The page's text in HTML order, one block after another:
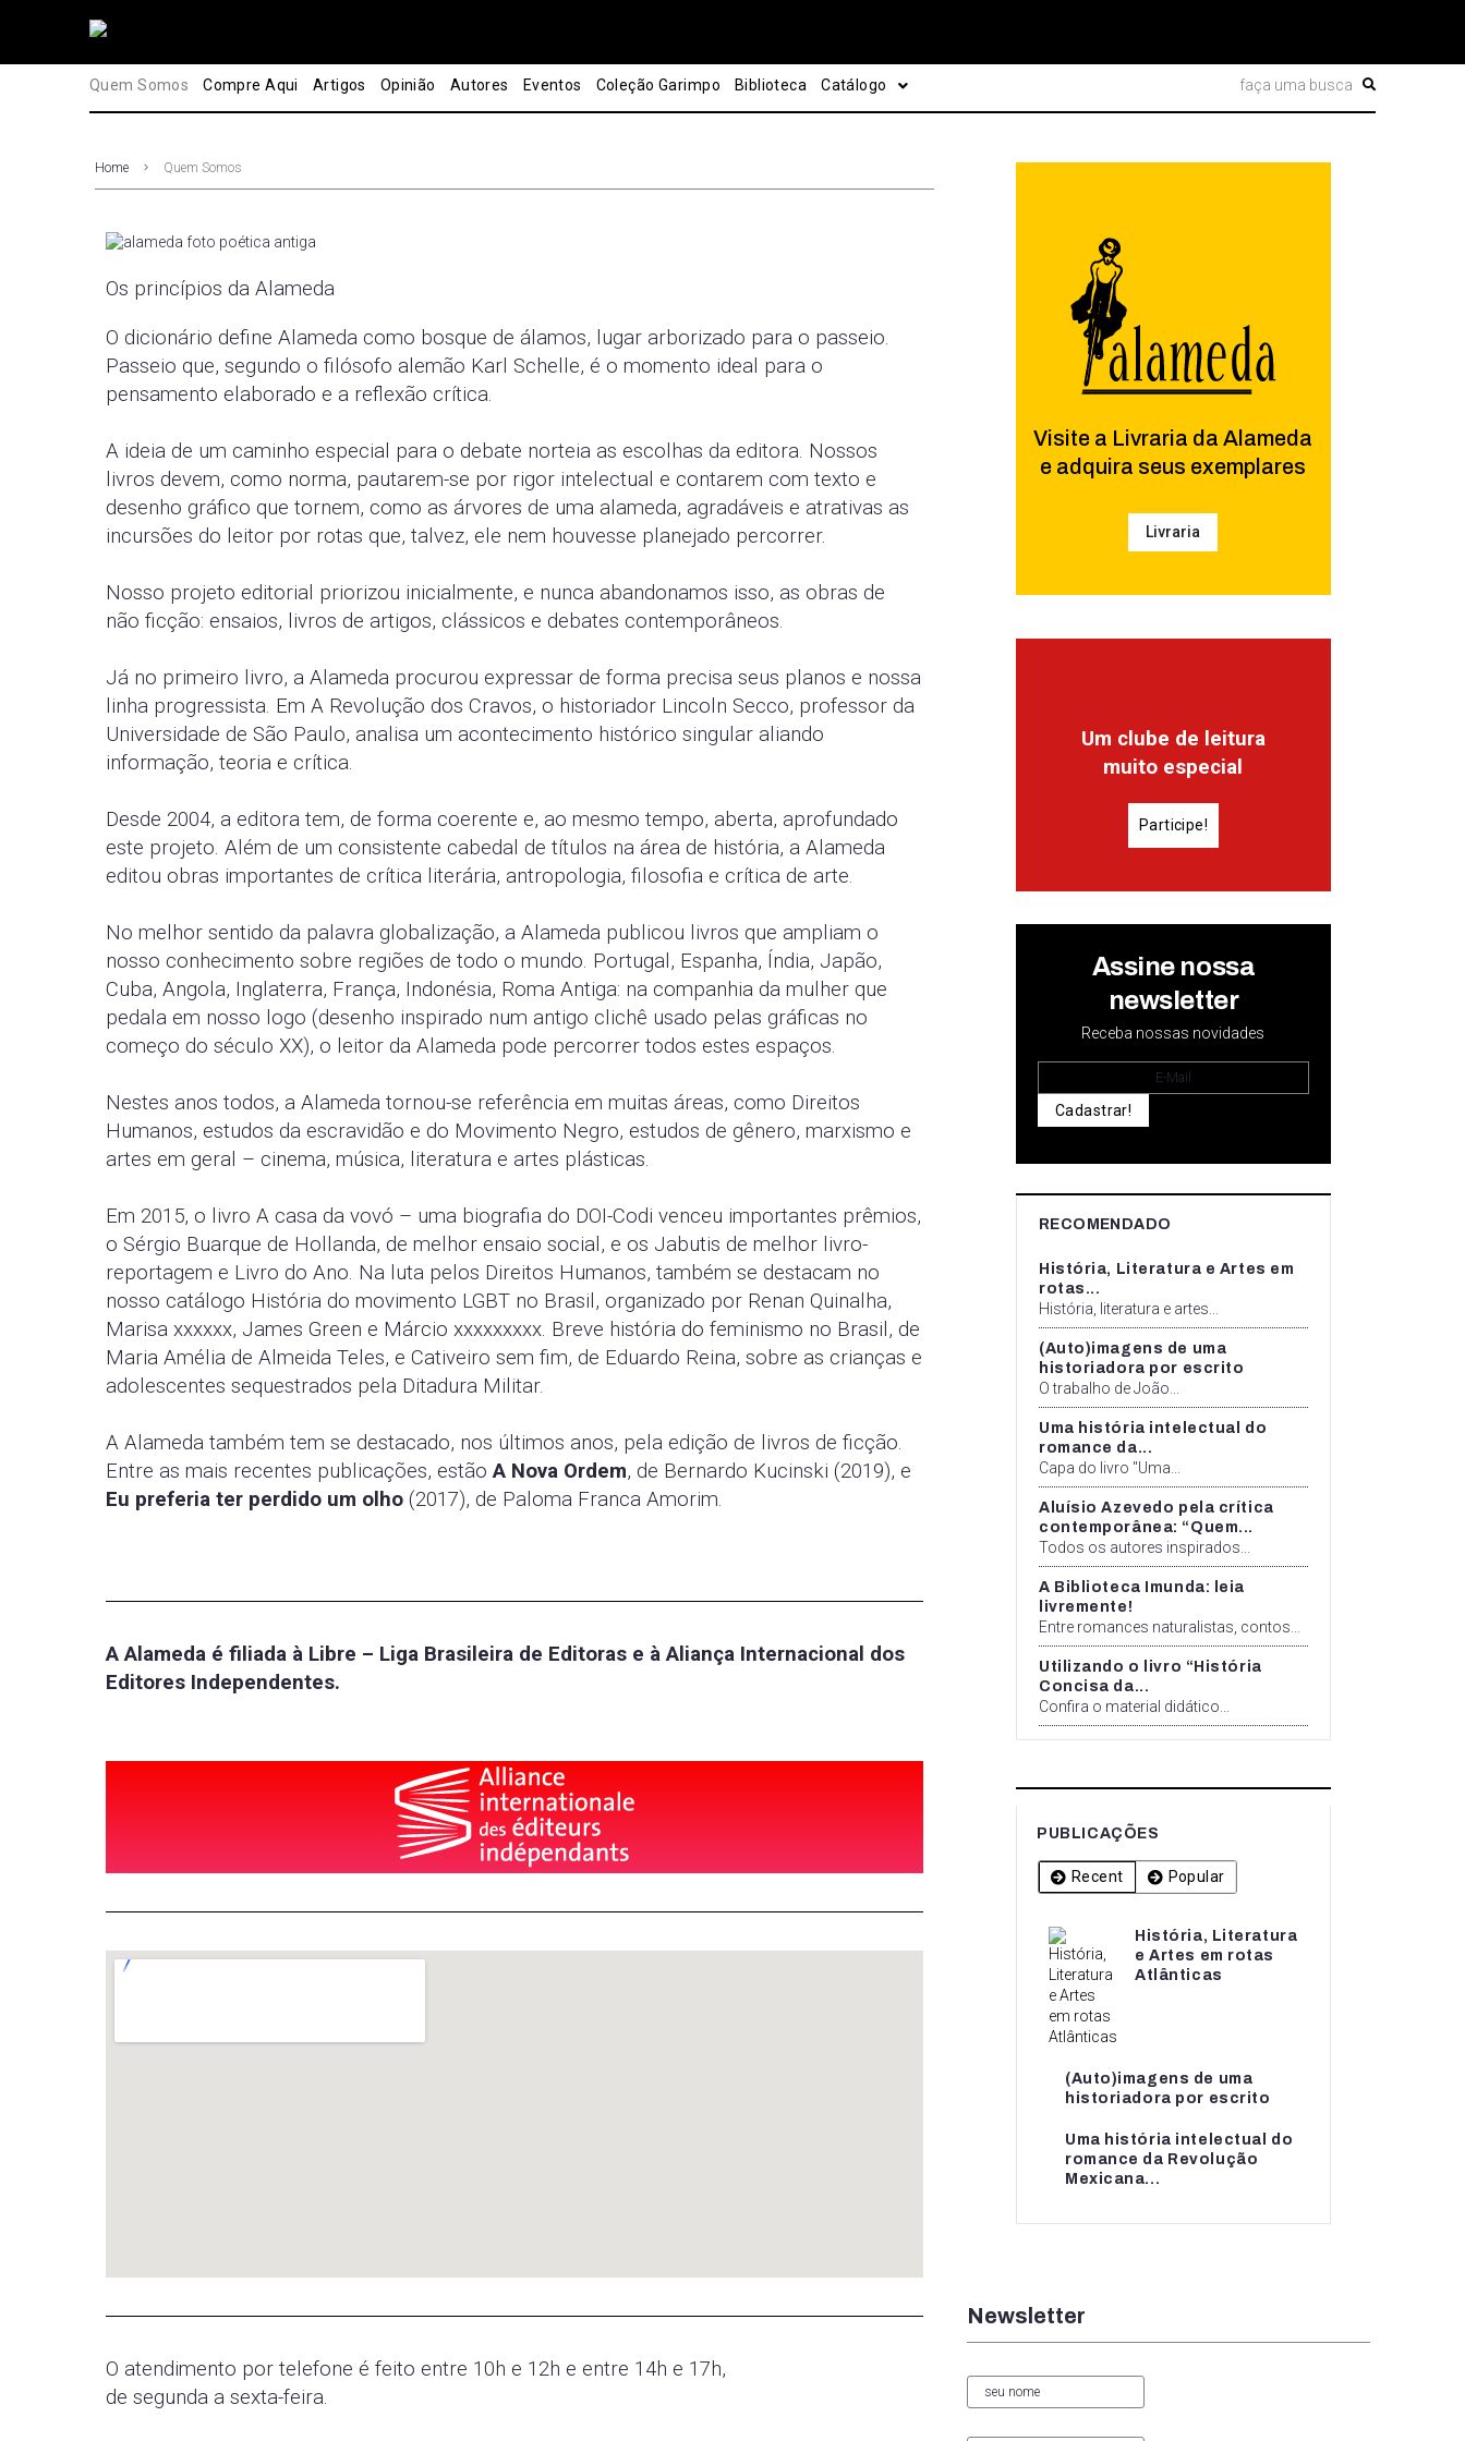
Quem Somos Compre Aqui Artigos Opinião Autores Eventos Coleção Garimpo Biblioteca Catálogo
Home Quem Somos
Os princípios da Alameda
O dicionário define Alameda como bosque de álamos, lugar arborizado para o passeio.
Passeio que, segundo o filósofo alemão Karl Schelle, é o momento ideal para o
pensamento elaborado e a reflexão crítica.
A ideia de um caminho especial para o debate norteia as escolhas da editora. Nossos
livros devem, como norma, pautarem-se por rigor intelectual e contarem com texto e
desenho gráfico que tornem, como as árvores de uma alameda, agradáveis e atrativas as
incursões do leitor por rotas que, talvez, ele nem houvesse planejado percorrer.
Nosso projeto editorial priorizou inicialmente, e nunca abandonamos isso, as obras de
não ficção: ensaios, livros de artigos, clássicos e debates contemporâneos.
Já no primeiro livro, a Alameda procurou expressar de forma precisa seus planos e nossa
linha progressista. Em A Revolução dos Cravos, o historiador Lincoln Secco, professor da
Universidade de São Paulo, analisa um acontecimento histórico singular aliando
informação, teoria e crítica.
Desde 2004, a editora tem, de forma coerente e, ao mesmo tempo, aberta, aprofundado
este projeto. Além de um consistente cabedal de títulos na área de história, a Alameda
editou obras importantes de crítica literária, antropologia, filosofia e crítica de arte.
No melhor sentido da palavra globalização, a Alameda publicou livros que ampliam o
nosso conhecimento sobre regiões de todo o mundo. Portugal, Espanha, Índia, Japão,
Cuba, Angola, Inglaterra, França, Indonésia, Roma Antiga: na companhia da mulher que
pedala em nosso logo (desenho inspirado num antigo clichê usado pelas gráficas no
começo do século XX), o leitor da Alameda pode percorrer todos estes espaços.
Nestes anos todos, a Alameda tornou-se referência em muitas áreas, como Direitos
Humanos, estudos da escravidão e do Movimento Negro, estudos de gênero, marxismo e
artes em geral – cinema, música, literatura e artes plásticas.
Em 2015, o livro A casa da vovó – uma biografia do DOI-Codi venceu importantes prêmios,
o Sérgio Buarque de Hollanda, de melhor ensaio social, e os Jabutis de melhor livro-
reportagem e Livro do Ano. Na luta pelos Direitos Humanos, também se destacam no
nosso catálogo História do movimento LGBT no Brasil, organizado por Renan Quinalha,
Marisa xxxxxx, James Green e Márcio xxxxxxxxx. Breve história do feminismo no Brasil, de
Maria Amélia de Almeida Teles, e Cativeiro sem fim, de Eduardo Reina, sobre as crianças e
adolescentes sequestrados pela Ditadura Militar.
A Alameda também tem se destacado, nos últimos anos, pela edição de livros de ficção.
Entre as mais recentes publicações, estãoA Nova Ordem, de Bernardo Kucinski (2019), e
Eu preferia ter perdido um olho (2017), de Paloma Franca Amorim.
A Alameda é filiada à Libre – Liga Brasileira de Editoras e à Aliança Internacional dos
Editores Independentes.
O atendimento por telefone é feito entre 10h e 12h e entre 14h e 17h,
de segunda a sexta-feira.
Visite a Livraria da Alameda
e adquira seus exemplares
Livraria
Um clube de leitura
muito especial
Participe!
Assine nossa
newsletter
Receba nossas novidades
Cadastrar!
RECOMENDADO
História, Literatura e Artes em
rotas...
História, literatura e artes...
(Auto)imagens de uma
historiadora por escrito
O trabalho de João...
Uma história intelectual do
romance da...
Capa do livro "Uma...
Aluísio Azevedo pela crítica
contemporânea: “Quem...
Todos os autores inspirados...
A Biblioteca Imunda: leia
livremente!
Entre romances naturalistas, contos...
Utilizando o livro “História
Concisa da...
Confira o material didático...
PUBLICAÇÕES
Recent Popular
História, Literatura
e Artes em rotas
Atlânticas
(Auto)imagens de uma
historiadora por escrito
Uma história intelectual do
romance da Revolução
Mexicana...
História, Literatura
e Artes em rotas...
(Auto)imagens de uma
historiadora por escrito
Uma história intelectual do
romance da...
Newsletter